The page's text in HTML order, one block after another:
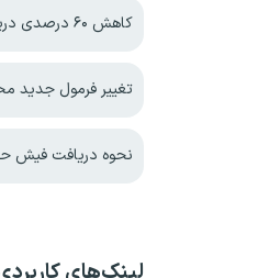
کاهش ۶۰ درصدی دریافتی حقوق بازنشستگان دولت
تغییر فرمول جدید محاسبه
نحوه دریافت فیش